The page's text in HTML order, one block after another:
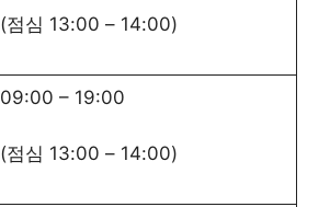
(점심 13:00 – 14:00)
09:00 – 19:00
(점심 13:00 – 14:00)